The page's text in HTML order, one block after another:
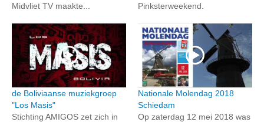
Midvliet TV maakte...
Pinksterweekend.
de Boliviaanse muziekgroep
"Los Masis"
Stichting AMIGOS zet zich in
Nationale Molendag 2018
Schiedam
Op zaterdag 12 mei 2018 was